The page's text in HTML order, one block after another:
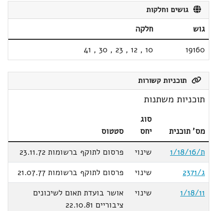
גושים וחלקות
גוש
חלקה
19160
10
,
12
,
23
,
30
,
41
תוכניות קשורות
תוכניות משתנות
מס' תוכנית
סוג
יחס
סטטוס
ת/1/18/16
שינוי
פרסום לתוקף ברשומות 23.11.72
ג/2371
שינוי
פרסום לתוקף ברשומות 21.07.77
1/18/11
שינוי
אושר בועדת תאום לשיכונים
ציבוריים 22.10.81